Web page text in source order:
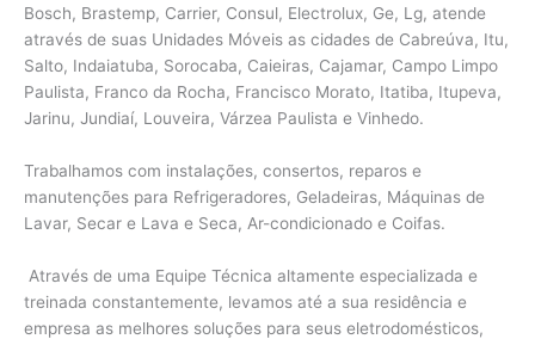
Bosch, Brastemp, Carrier, Consul, Electrolux, Ge, Lg, atende
através de suas Unidades Móveis as cidades de Cabreúva, Itu,
Salto, Indaiatuba, Sorocaba, Caieiras, Cajamar, Campo Limpo
Paulista, Franco da Rocha, Francisco Morato, Itatiba, Itupeva,
Jarinu, Jundiaí, Louveira, Várzea Paulista e Vinhedo.
Trabalhamos com instalações, consertos, reparos e
manutenções para Refrigeradores, Geladeiras, Máquinas de
Lavar, Secar e Lava e Seca, Ar-condicionado e Coifas.
Através de uma Equipe Técnica altamente especializada e
treinada constantemente, levamos até a sua residência e
empresa as melhores soluções para seus eletrodomésticos,